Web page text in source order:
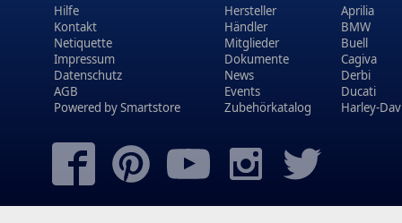
Hilfe
Kontakt
Netiquette
Impressum
Datenschutz
AGB
Powered bySmartstore
Hersteller
Händler
Mitglieder
Dokumente
News
Events
Zubehörkatalog
Aprilia
BMW
Buell
Cagiva
Derbi
Ducati
Harley-